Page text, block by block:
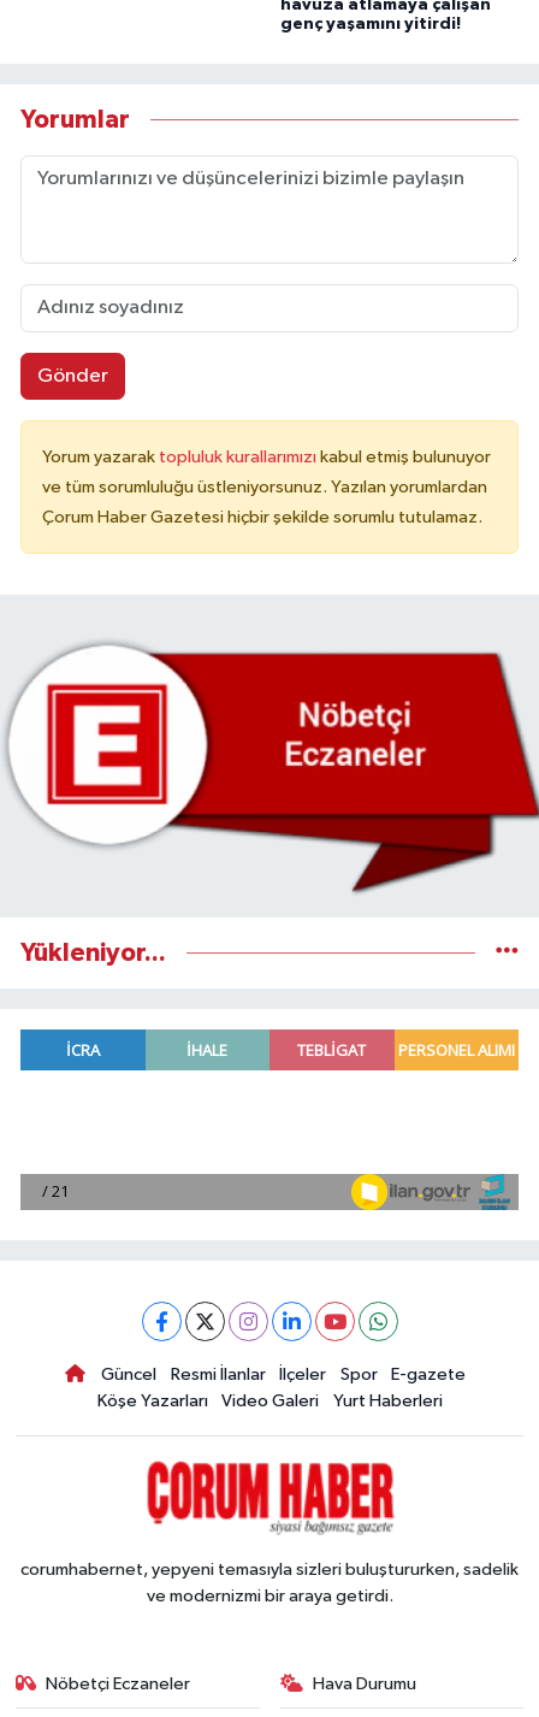
havuza atlamaya çalışan
genç yaşamını yitirdi!
Yorumlar
Gönder
Yorum yazarak topluluk kurallarımızı kabul etmiş bulunuyor
ve tüm sorumluluğu üstleniyorsunuz. Yazılan yorumlardan
Çorum Haber Gazetesi hiçbir şekilde sorumlu tutulamaz.
Yükleniyor...
Güncel Resmi İlanlar İlçeler Spor
E-gazete
Köşe Yazarları
Video Galeri Yurt Haberleri
corumhabernet, yepyeni temasıyla sizleri buluştururken, sadelik
ve modernizmi bir araya getirdi.
Nöbetçi Eczaneler Hava Durumu